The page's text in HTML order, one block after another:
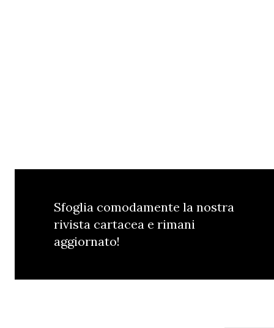
Sfoglia comodamente la nostra
rivista cartacea e rimani
aggiornato!